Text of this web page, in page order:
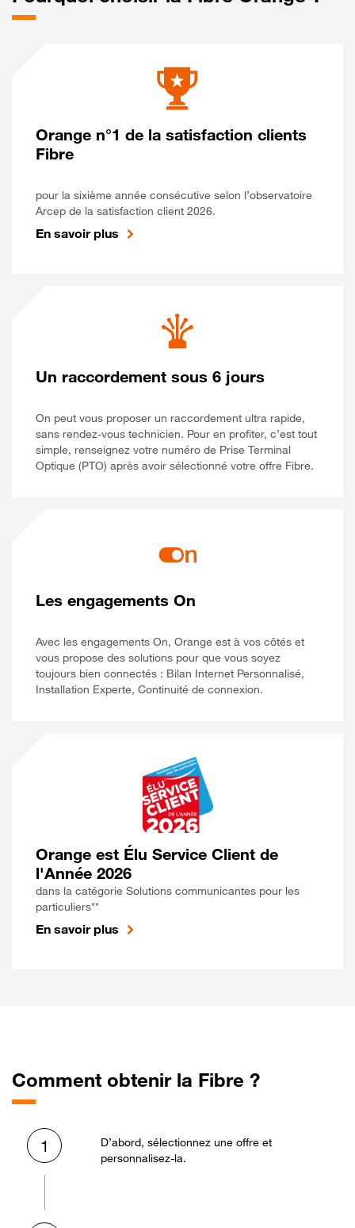
Orange n°1 de la satisfaction clients
Fibre
pour la sixième année consécutive selon l’observatoire
Arcep de la satisfaction client 2026.
En savoir plus
Un raccordement sous 6 jours
On peut vous proposer un raccordement ultra rapide,
sans rendez-vous technicien. Pour en profiter, c’est tout
simple, renseignez votre numéro de Prise Terminal
Optique (PTO) après avoir sélectionné votre offre Fibre.
Les engagements On
Avec les engagements On, Orange est à vos côtés et
vous propose des solutions pour que vous soyez
toujours bien connectés : Bilan Internet Personnalisé,
Installation Experte, Continuité de connexion.
Orange est Élu Service Client de
l'Année 2026
dans la catégorie Solutions communicantes pour les
particuliers**
En savoir plus
Comment obtenir la Fibre ?
1
D’abord, sélectionnez une offre et
personnalisez-la.